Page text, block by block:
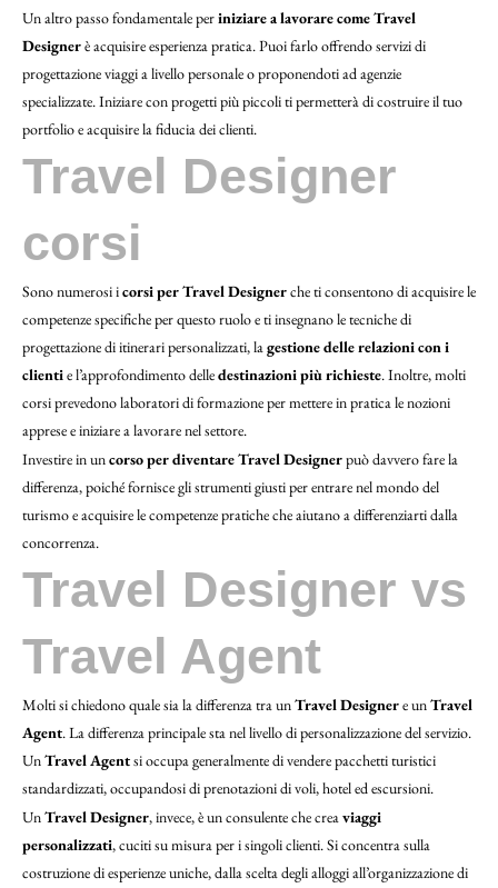
Un altro passo fondamentale periniziare a lavorare come Travel
Designerè acquisire esperienza pratica. Puoi farlo offrendo servizi di
progettazione viaggi a livello personale o proponendoti ad agenzie
specializzate. Iniziare con progetti più piccoli ti permetterà di costruire il tuo
portfolio e acquisire la fiducia dei clienti.
Travel Designer
corsi
Sono numerosi icorsi per Travel Designerche ti consentono di acquisire le
competenze specifiche per questo ruolo e ti insegnano le tecniche di
progettazione di itinerari personalizzati, lagestione delle relazioni con i
clientie l’approfondimento delledestinazioni più richieste. Inoltre, molti
corsi prevedono laboratori di formazione per mettere in pratica le nozioni
apprese e iniziare a lavorare nel settore.
Investire in uncorso per diventare Travel Designerpuò davvero fare la
differenza, poiché fornisce gli strumenti giusti per entrare nel mondo del
turismo e acquisire le competenze pratiche che aiutano a differenziarti dalla
concorrenza.
Travel Designer vs
Travel Agent
Molti si chiedono quale sia la differenza tra unTravel Designere unTravel
Agent. La differenza principale sta nel livello di personalizzazione del servizio.
UnTravel Agentsi occupa generalmente di vendere pacchetti turistici
standardizzati, occupandosi di prenotazioni di voli, hotel ed escursioni.
UnTravel Designer, invece, è un consulente che creaviaggi
personalizzati, cuciti su misura per i singoli clienti. Si concentra sulla
costruzione di esperienze uniche, dalla scelta degli alloggi all’organizzazione di